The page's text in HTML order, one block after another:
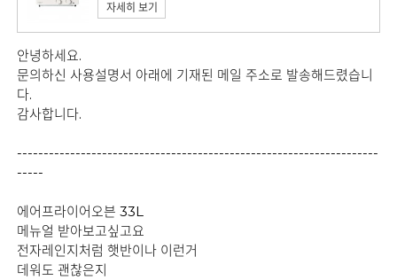
자세히 보기
안녕하세요.
문의하신 사용설명서 아래에 기재된 메일 주소로 발송해드렸습니
다.
감사합니다.
--------------------------------------------------------------------
-----
에어프라이어오븐 33L
메뉴얼 받아보고싶고요
전자레인지처럼 햇반이나 이런거
데워도 괜찮은지